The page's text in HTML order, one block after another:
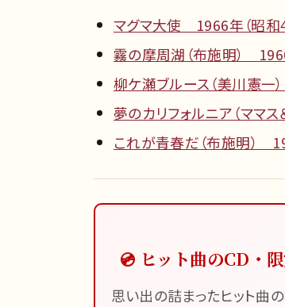
マグマ大使 1966年（昭和
霧の摩周湖（布施明）
柳ケ瀬ブルース（美川憲一
夢のカリフォルニア（ママ
これが青春だ（布施明）
💿 ヒット曲のCD・
思い出の詰まったヒット曲